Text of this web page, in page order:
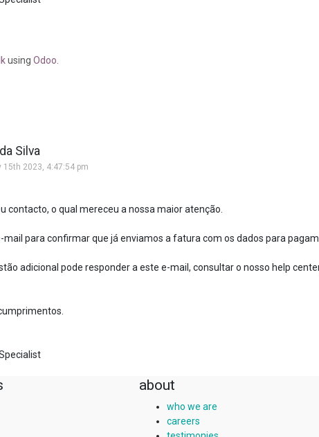
using Odoo
Silva
15th 2023, 4:47:54 pm
contacto, o qual mereceu a nossa maior atenção.
mail para confirmar que já enviamos a fatura com os dados para
adicional pode responder a este e-mail, consultar o nosso help
about
who we are
careers